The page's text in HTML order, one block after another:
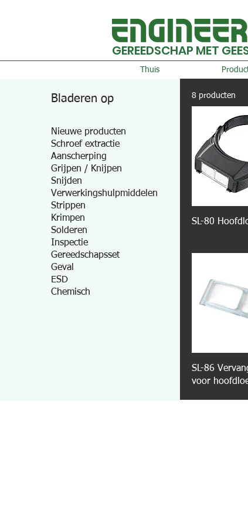
GEREEDSCHAP MET
Thuis
Bladeren op
Nieuwe producten
Schroef extractie
Aanscherping
Grijpen / Knijpen
Snijden
Verwerkingshulpmiddelen
Strippen
Krimpen
Solderen
Inspectie
Gereedschapsset
Geval
ESD
Chemisch
8 producten
SL-80
SL-86
voor